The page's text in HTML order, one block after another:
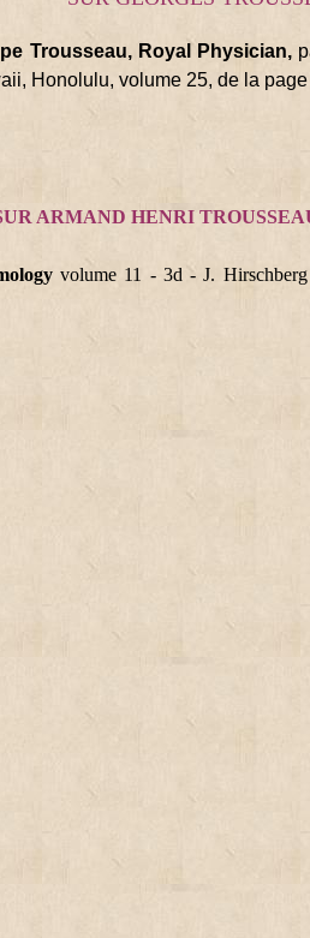
Trousseau, Royal Physician,
Honolulu, volume 25, de la
ARMAND HENRI
volume 11 - 3d - J.